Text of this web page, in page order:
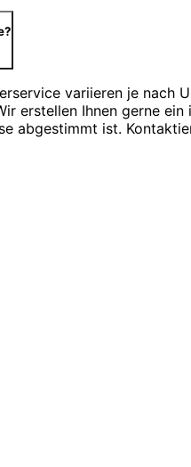
variieren je nach
erstellen Ihnen gerne
abgestimmt ist.